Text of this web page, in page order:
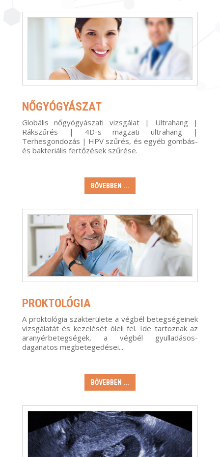
NŐGYÓGYÁSZAT
Globális nőgyógyászati vizsgálat | Ultrahang |
Rákszűrés | 4D-s magzati ultrahang |
Terhesgondozás | HPV szűrés, és egyéb gombás-
és bakteriális fertőzések szűrése.
BŐVEBBEN ...
PROKTOLÓGIA
A proktológia szakterülete a végbél betegségeinek
vizsgálatát és kezelését öleli fel. Ide tartoznak az
aranyérbetegségek, a végbél gyulladásos-
daganatos megbetegedései...
BŐVEBBEN ...